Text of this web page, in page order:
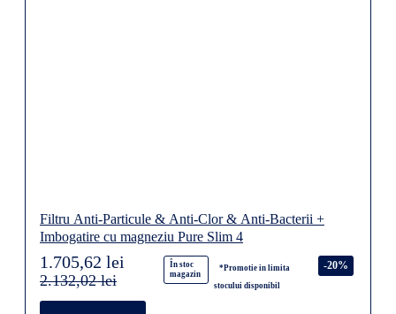
Filtru Anti-Particule & Anti-Clor & Anti-Bacterii +
Imbogatire cu magneziu Pure Slim 4
În stoc
magazin
*Promotie in limita
stocului disponibil
-20%
1.705,62 lei
2.132,02 lei